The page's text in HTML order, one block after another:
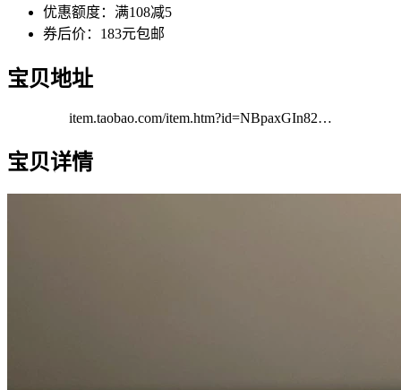
优惠额度：满108减5
券后价：183元包邮
宝贝地址
item.taobao.com/item.htm?id=NBpaxGIn82…
宝贝详情